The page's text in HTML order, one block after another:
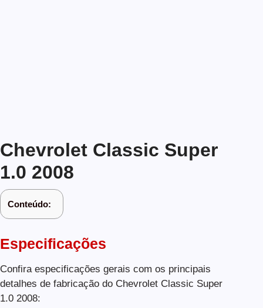
Chevrolet Classic Super
1.0 2008
Conteúdo:
Especificações
Confira especificações gerais com os principais
detalhes de fabricação do Chevrolet Classic Super
1.0 2008: